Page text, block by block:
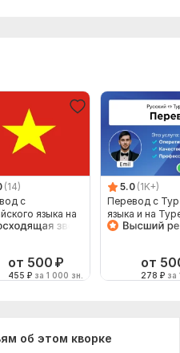
(14)
с
языка на
язык
от 500 ₽
455 ₽ за 1 000 зн.
5.0 (1K+)
Перевод с
языка и на
язык от
от
278 ₽ за
об этом кворке